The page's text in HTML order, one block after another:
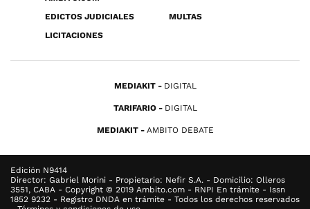
EDICTOS JUDICIALES
MULTAS
LICITACIONES
MEDIAKIT DIGITAL
TARIFARIO DIGITAL
MEDIAKIT AMBITO DEBATE
Edición N9414
Director: Gabriel Morini - Propietario: Nefir S.A. - Domicilio: Olleros
3551, CABA - Copyright © 2019 Ambito.com - RNPI En trámite - Issn
1852 9232 - Registro DNDA en trámite - Todos los derechos reservados